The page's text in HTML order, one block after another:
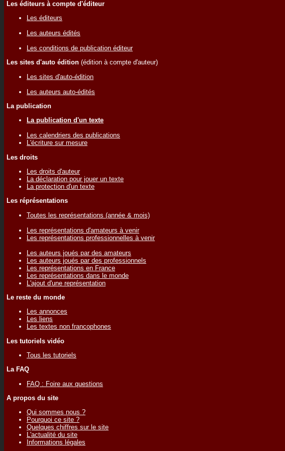
Les éditeurs à compte d'éditeur
Les éditeurs
Les auteurs édités
Les conditions de publication éditeur
Les sites d'auto édition (édition à compte d'auteur)
Les sites d'auto-édition
Les auteurs auto-édités
La publication
La publication d'un texte
Les calendriers des publications
L'écriture sur mesure
Les droits
Les droits d'auteur
La déclaration pour jouer un texte
La protection d'un texte
Les réprésentations
Toutes les représentations (année & mois)
Les représentations d'amateurs à venir
Les représentations professionnelles à venir
Les auteurs joués par des amateurs
Les auteurs joués par des professionnels
Les représentations en France
Les représentations dans le monde
L'ajout d'une représentation
Le reste du monde
Les annonces
Les liens
Les textes non francophones
Les tutoriels vidéo
Tous les tutoriels
La FAQ
FAQ : Foire aux questions
A propos du site
Qui sommes nous ?
Pourquoi ce site ?
Quelques chiffres sur le site
L'actualité du site
Informations légales